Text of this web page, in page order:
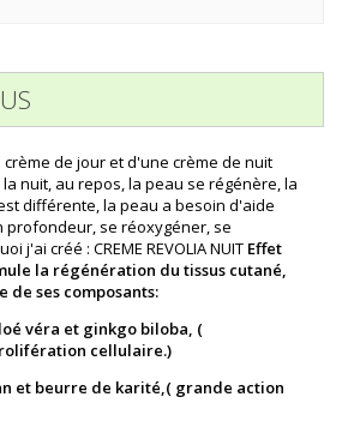
de jour et d'une crème de nuit
nuit, au repos, la peau se régénère, la
différente, la peau a besoin d'aide
profondeur, se réoxygéner, se
j'ai créé : CREME REVOLIA NUIT Effet
la régénération du tissus cutané,
de ses composants:
véra et ginkgo biloba, (
cellulaire.)
et beurre de karité,( grande action